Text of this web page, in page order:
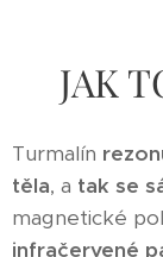
JAK
Turmalín
těla, a tak se
magnetické
infračervené